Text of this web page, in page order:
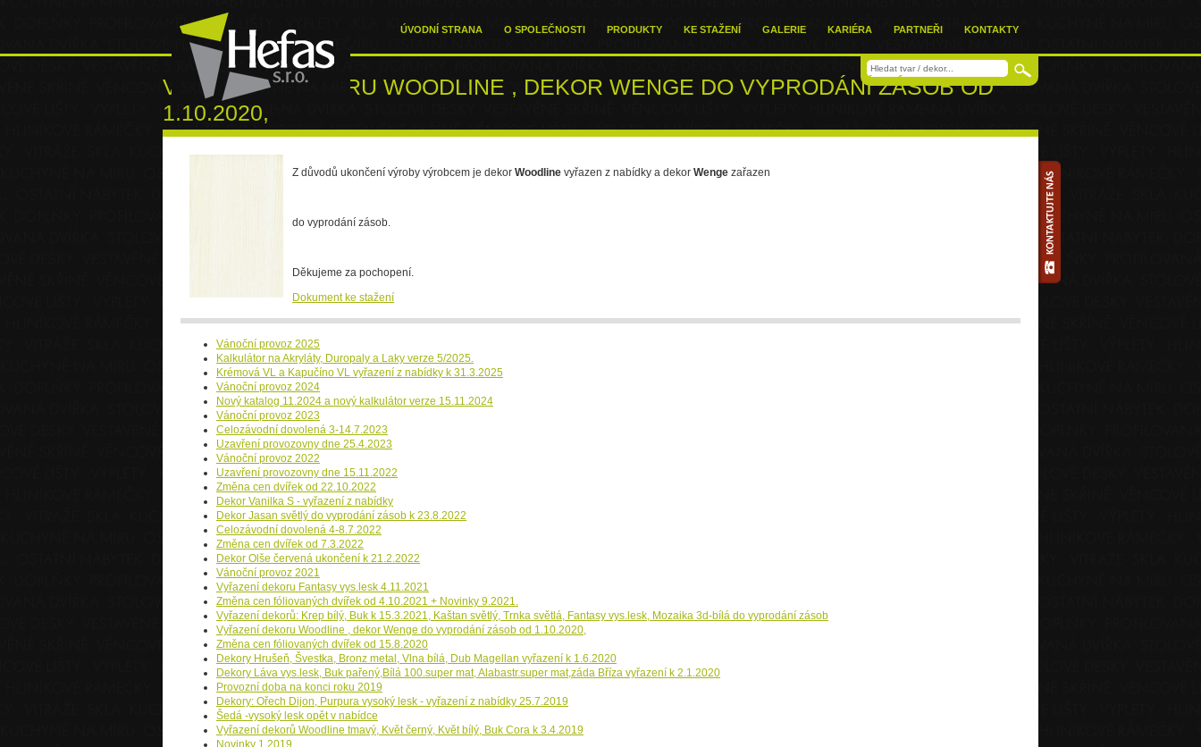
ÚVODNÍ STRANA O SPOLEČNOSTI PRODUKTY KE STAŽENÍ GALERIE KARIÉRA PARTNEŘI KONTAKTY
VYŘAZENÍ DEKORU WOODLINE , DEKOR WENGE DO VYPRODÁNÍ ZÁSOB OD
1.10.2020,
Z důvodů ukončení výroby výrobcem je dekor Woodline vyřazen z nabídky a dekor Wenge zařazen
do vyprodání zásob.
Děkujeme za pochopení.
Dokument ke stažení
Vánoční provoz 2025
Kalkulátor na Akryláty, Duropaly a Laky verze 5/2025.
Krémová VL a Kapučíno VL vyřazení z nabídky k 31.3.2025
Vánoční provoz 2024
Nový katalog 11.2024 a nový kalkulátor verze 15.11.2024
Vánoční provoz 2023
Celozávodní dovolená 3-14.7.2023
Uzavření provozovny dne 25.4.2023
Vánoční provoz 2022
Uzavření provozovny dne 15.11.2022
Změna cen dvířek od 22.10.2022
Dekor Vanilka S - vyřazení z nabídky
Dekor Jasan světlý do vyprodání zásob k 23.8.2022
Celozávodní dovolená 4-8.7.2022
Změna cen dvířek od 7.3.2022
Dekor Olše červená ukončení k 21.2.2022
Vánoční provoz 2021
Vyřazení dekoru Fantasy vys.lesk 4.11.2021
Změna cen fóliovaných dvířek od 4.10.2021 + Novinky 9.2021.
Vyřazení dekorů: Krep bílý, Buk k 15.3.2021, Kaštan světlý, Trnka světlá, Fantasy vys.lesk, Mozaika 3d-bílá do vyprodání zásob
Vyřazení dekoru Woodline , dekor Wenge do vyprodání zásob od 1.10.2020,
Změna cen fóliovaných dvířek od 15.8.2020
Dekory Hrušeň, Švestka, Bronz metal, Vlna bílá, Dub Magellan vyřazení k 1.6.2020
Dekory Láva vys.lesk, Buk pařený,Bílá 100.super mat, Alabastr.super mat,záda Bříza vyřazení k 2.1.2020
Provozní doba na konci roku 2019
Dekory: Ořech Dijon, Purpura vysoký lesk - vyřazení z nabídky 25.7.2019
Šedá -vysoký lesk opět v nabídce
Vyřazení dekorů Woodline tmavý, Květ černý, Květ bílý, Buk Cora k 3.4.2019
Novinky 1.2019